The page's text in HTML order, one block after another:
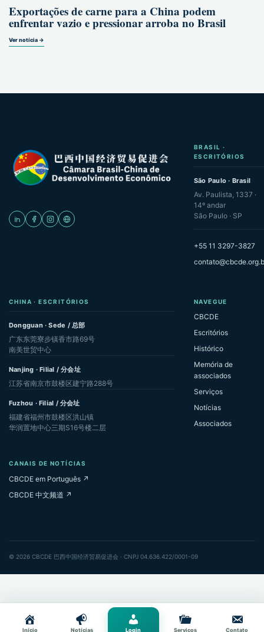
Início Notícias Login Serviços Contato
Exportações de carne para a China podem
enfrentar vazio e pressionar arroba no Brasil
Ver notícia →
BRASIL ·
ESCRITÓRIOS
São Paulo · Brasil
Av. Paulista, 1337 ·
14º andar
São Paulo · SP
+55 11 3297-3827
CHINA · ESCRITÓRIOS
Dongguan · Sede / 总部
广东东莞寮步镇香市路69号
南美世贸中心
Nanjing · Filial / 分会址
江苏省南京市鼓楼区建宁路288号
Fuzhou · Filial / 分会址
福建省福州市鼓楼区洪山镇
华润置地中心三期S16号楼二层
NAVEGUE
CBCDE
Escritórios
Histórico
Memória de
associados
Serviços
Notícias
Associados
CANAIS DE NOTÍCIAS
CBCDE em Português ↗
CBCDE 中文频道 ↗
© 2026 CBCDE 巴西中国经济贸易促进会 · CNPJ 04.636.422/0001-09